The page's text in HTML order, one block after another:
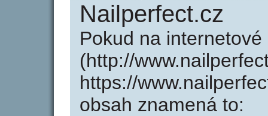
Nailperfect.cz
Pokud na
(http://
https://
obsah znamená to: